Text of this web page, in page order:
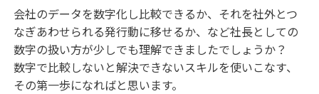
会社のデータを数字化し比較できるか、それを社外とつ
なぎあわせられる発行動に移せるか、など社長としての
数字の扱い方が少しでも理解できましたでしょうか？
数字で比較しないと解決できないスキルを使いこなす、
その第一歩になればと思います。